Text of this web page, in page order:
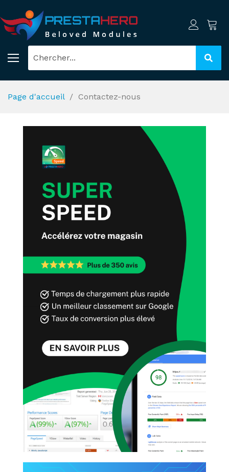
Page d'accueil Contactez-nous